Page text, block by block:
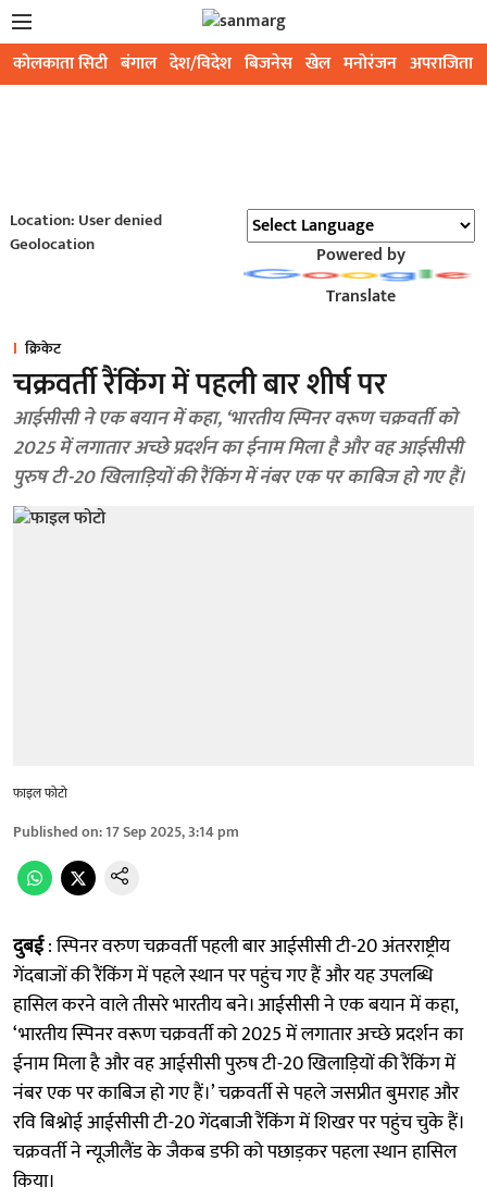
कोलकाता सिटी बंगाल देश/विदेश बिजनेस खेल मनोरंजन अपराजिता
Location: User denied
Geolocation
Powered by
Translate
क्रिकेट
चक्रवर्ती रैंकिंग में पहली बार शीर्ष पर
आईसीसी ने एक बयान में कहा, ‘भारतीय स्पिनर वरूण चक्रवर्ती को
2025 में लगातार अच्छे प्रदर्शन का ईनाम मिला है और वह आईसीसी
पुरुष टी-20 खिलाड़ियों की रैंकिंग में नंबर एक पर काबिज हो गए हैं।
फाइल फोटो
Published on:17 Sep 2025, 3:14 pm
दुबई: स्पिनर वरुण चक्रवर्ती पहली बार आईसीसी टी-20 अंतरराष्ट्रीय
गेंदबाजों की रैंकिंग में पहले स्थान पर पहुंच गए हैं और यह उपलब्धि
हासिल करने वाले तीसरे भारतीय बने। आईसीसी ने एक बयान में कहा,
‘भारतीय स्पिनर वरूण चक्रवर्ती को 2025 में लगातार अच्छे प्रदर्शन का
ईनाम मिला है और वह आईसीसी पुरुष टी-20 खिलाड़ियों की रैंकिंग में
नंबर एक पर काबिज हो गए हैं।’ चक्रवर्ती से पहले जसप्रीत बुमराह और
रवि बिश्नोई आईसीसी टी-20 गेंदबाजी रैंकिंग में शिखर पर पहुंच चुके हैं।
चक्रवर्ती ने न्यूजीलैंड के जैकब डफी को पछाड़कर पहला स्थान हासिल
किया।